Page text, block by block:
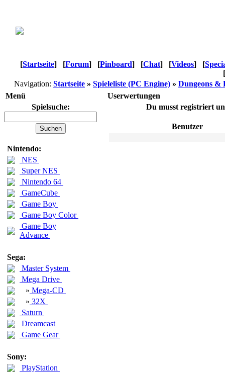
[Startseite] [Forum] [Pinboard] [Chat] [Videos] [
[
Navigation: Startseite » Spieleliste (PC Engine) » Dungeons &
Menü
Userwertungen
Spielsuche:
Nintendo:
NES
Super NES
Nintendo 64
GameCube
Game Boy
Game Boy Color
Game Boy
Advance
Sega:
Master System
Mega Drive
» Mega-CD
» 32X
Saturn
Dreamcast
Game Gear
Sony:
PlayStation
Du musst registriert
Benutzer